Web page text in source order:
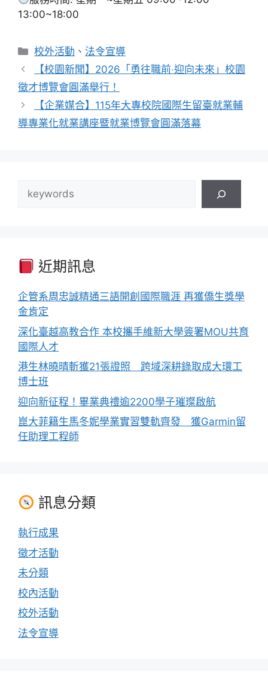
13:00~18:00
分
類
校外活動 、 法令宣導
【校園新聞】2026「勇往職前‧迎向未來」校園
徵才博覽會圓滿舉行！
【企業媒合】115年大專校院國際生留臺就業輔
導專業化就業講座暨就業博覽會圓滿落幕
近期訊息
企管系周忠誠精通三語開創國際職涯 再獲僑生獎學
金肯定
深化臺越高教合作 本校攜手維新大學簽署MOU共育
國際人才
港生林曉晴斬獲21張證照 跨域深耕錄取成大環工
博士班
迎向新征程！畢業典禮逾2200學子璀璨啟航
崑大菲籍生馬冬妮學業實習雙軌齊發 獲Garmin留
任助理工程師
訊息分類
執行成果
徵才活動
未分類
校內活動
校外活動
法令宣導